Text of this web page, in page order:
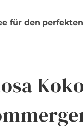
für den